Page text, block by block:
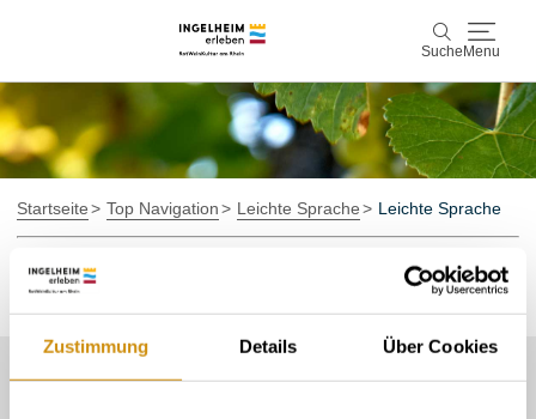
Zustimmung Details Über Cookies
Suche Menu
Suche
Entdecken & Erleben
Wein & Genuss
Planen & Buchen
Info & Service
Startseite Top Navigation Leichte Sprache Leichte Sprache
Unser Servicekontakt: